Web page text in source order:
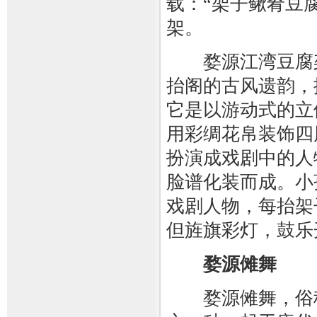
架。
婺源江湾豆腐
抬阁的古风遗韵
它是以游动式的
用彩绸花帛装饰
扮演成戏剧中的
脸谱化装而成。
戏剧人物，每抬
但旌旗彩灯，鼓
婺源傩舞
婺源傩舞，俗